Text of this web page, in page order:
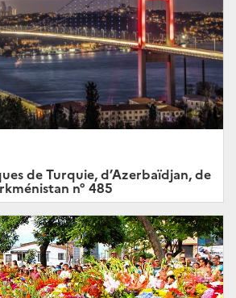
de Turquie, d’Azerbaïdjan, de
n° 485